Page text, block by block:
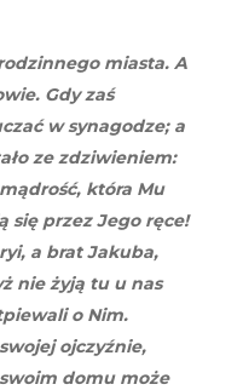
miasta. A
Gdy zaś
w synagodze; a
ze zdziwieniem:
która Mu
się przez Jego ręce!
a brat Jakuba,
nie żyją tu u nas
o Nim.
ojczyźnie,
domu może